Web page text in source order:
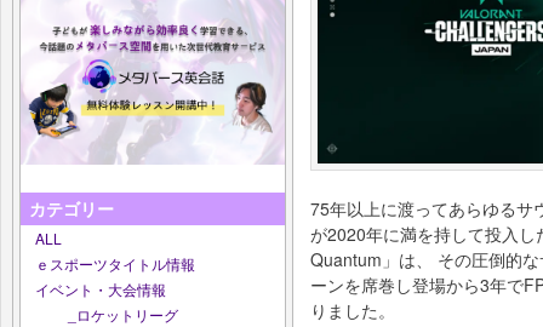
カテゴリー
ALL
ｅスポーツタイトル情報
イベント・大会情報
_ロケットリーグ
75年以上に渡ってあらゆるサ
が2020年に満を持して投入
Quantum」は、 その圧倒的
ーンを席巻し登場から3年で
りました。